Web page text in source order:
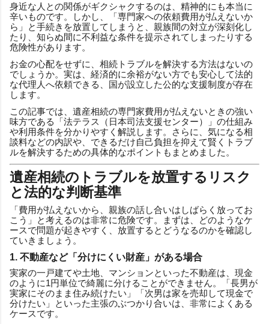
身近な人との関係がギクシャクするのは、精神的にも本当に
辛いものです。しかし、「専門家への依頼費用が払えないか
ら」と手続きを放置してしまうと、親族間の対立が深刻化し
たり、知らぬ間に不利益な条件を提示されてしまったりする
危険性があります。
お金の心配をせずに、相続トラブルを解決する方法はないの
でしょうか。実は、経済的に余裕がない方でも安心して法的
な代理人へ依頼できる、国が設立した公的な支援制度が存在
します。
この記事では、遺産相続の専門家費用が払えないときの強い
味方である「法テラス（日本司法支援センター）」の仕組み
や利用条件を分かりやすく解説します。さらに、気になる相
談料などの内訳や、できるだけ自己負担を抑えて賢くトラブ
ルを解決するための具体的なポイントもまとめました。
遺産相続のトラブルを放置するリスク
と法的な判断基準
「費用が払えないから、親族の話し合いはしばらく放ってお
こう」と考えるのは非常に危険です。まずは、どのようなケ
ースで問題が起きやすく、放置するとどうなるのかを確認し
ていきましょう。
1. 不動産など「分けにくい財産」がある場合
実家の一戸建てや土地、マンションといった不動産は、現金
のように1円単位で綺麗に分けることができません。「長男が
実家にそのまま住み続けたい」「次男は家を売却して現金で
分けたい」といった主張のぶつかり合いは、非常によくある
ケースです。